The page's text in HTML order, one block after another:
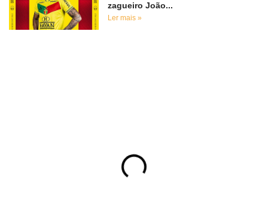
zagueiro João...
Ler mais »